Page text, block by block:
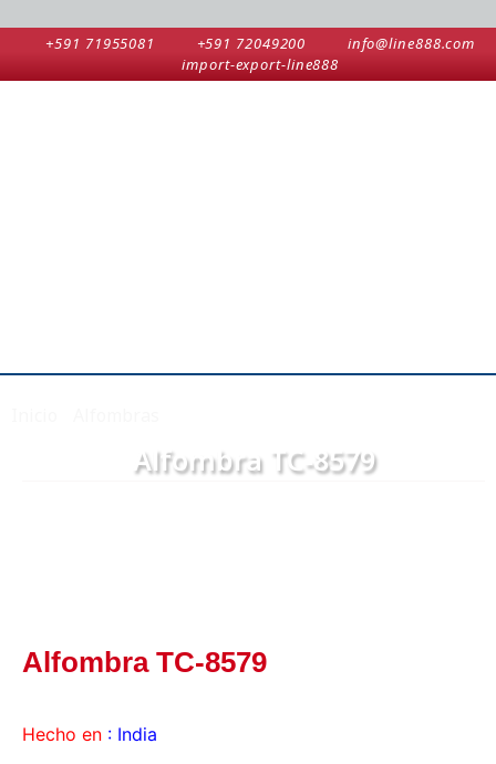
+591 71955081 +591 72049200
info@line888.com
import-export-line888
Alfombra TC-8579
Alfombra TC-8579
Hecho en : India